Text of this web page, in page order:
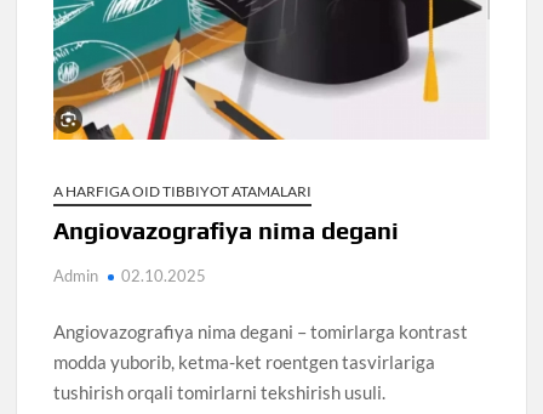
A HARFIGA OID TIBBIYOT ATAMALARI
Angiovazografiya nima degani
Admin 02.10.2025
Angiovazografiya nima degani – tomirlarga kontrast
modda yuborib, ketma-ket roentgen tasvirlariga
tushirish orqali tomirlarni tekshirish usuli.